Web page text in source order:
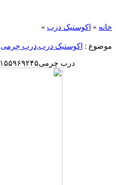
خانه » اکوستیک درب »
موضوع : اکوستیک درب,درب چرمی
درب چرمی۰۲۱۵۵۹۶۹۲۴۵-۰۹۱۹۶۳۷۵۸۰۰